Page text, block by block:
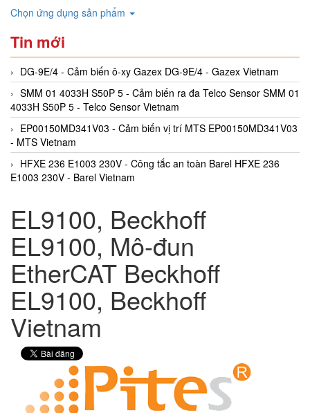
Chọn ứng dụng sản phẩm
Tin mới
DG-9E/4 - Cảm biến ô-xy Gazex DG-9E/4 - Gazex Vietnam
SMM 01 4033H S50P 5 - Cảm biến ra đa Telco Sensor SMM 01
4033H S50P 5 - Telco Sensor Vietnam
EP00150MD341V03 - Cảm biến vị trí MTS EP00150MD341V03
- MTS Vietnam
HFXE 236 E1003 230V - Công tắc an toàn Barel HFXE 236
E1003 230V - Barel Vietnam
EL9100, Beckhoff
EL9100, Mô-đun
EtherCAT Beckhoff
EL9100, Beckhoff
Vietnam